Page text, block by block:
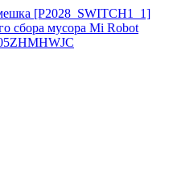
[P2028_SWITCH1_1]
сбора мусора Mi Robot